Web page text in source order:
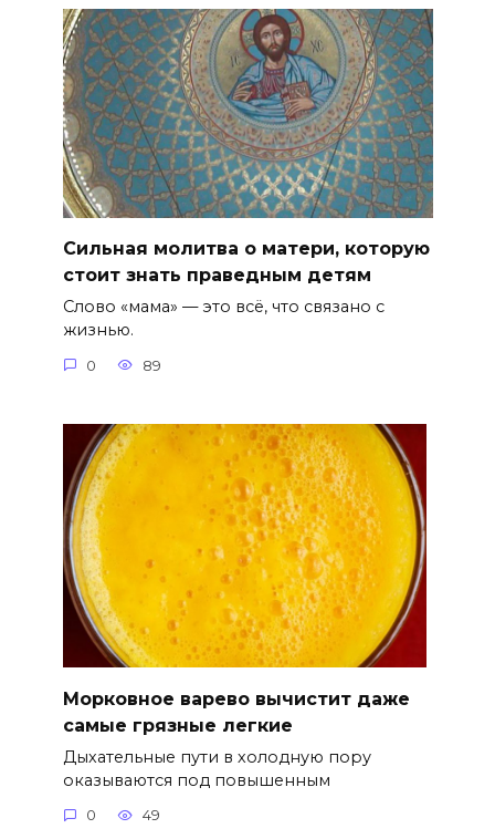
Сильная молитва о матери, которую
стоит знать праведным детям
Слово «мама» — это всё, что связано с
жизнью.
0 89
Морковное варево вычистит даже
самые грязные легкие
Дыхательные пути в холодную пору
оказываются под повышенным
0 49